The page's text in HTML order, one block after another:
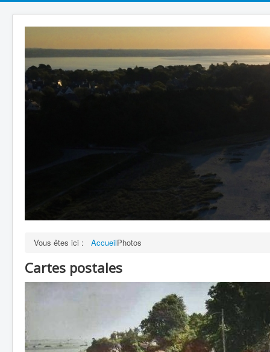
Vous êtes ici : AccueilPhotos
Cartes postales